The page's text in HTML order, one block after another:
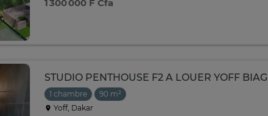
1 300 000 F Cfa
STUDIO PENTHOUSE F2 A LOUER YOFF
1 chambre
90 m²
Yoff, Dakar